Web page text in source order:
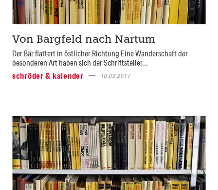
Von Bargfeld nach Nartum
Der Bär flattert in östlicher Richtung Eine Wanderschaft der
besonderen Art haben sich der Schriftsteller...
schröder & kalender
10.03.2017